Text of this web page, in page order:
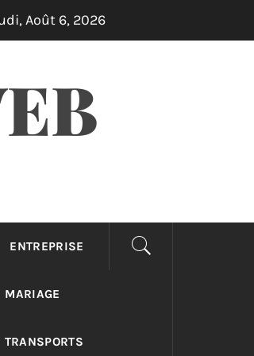
meilleurs sites de CBD en 2025 : guide
Août 6, 2026
ENTREPRISE
MARIAGE
TRANSPORTS